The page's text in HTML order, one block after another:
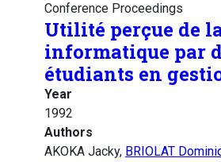
Conference Proceedings
Utilité perçue de
informatique par
étudiants en
Year
1992
Authors
AKOKA Jacky, BRIOLAT